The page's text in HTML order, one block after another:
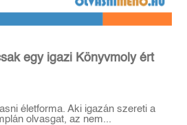
egy igazi Könyvmoly ért
életforma. Aki igazán szereti a
olvasgat, az nem...